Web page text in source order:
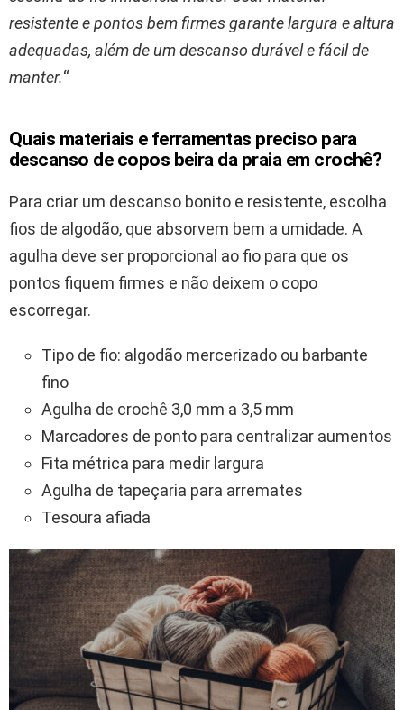
resistente e pontos bem firmes garante largura e altura
adequadas, além de um descanso durável e fácil de
manter.“
Quais materiais e ferramentas preciso para
descanso de copos beira da praia em crochê?
Para criar um descanso bonito e resistente, escolha
fios de algodão, que absorvem bem a umidade. A
agulha deve ser proporcional ao fio para que os
pontos fiquem firmes e não deixem o copo
escorregar.
Tipo de fio: algodão mercerizado ou barbante
fino
Agulha de crochê 3,0 mm a 3,5 mm
Marcadores de ponto para centralizar aumentos
Fita métrica para medir largura
Agulha de tapeçaria para arremates
Tesoura afiada